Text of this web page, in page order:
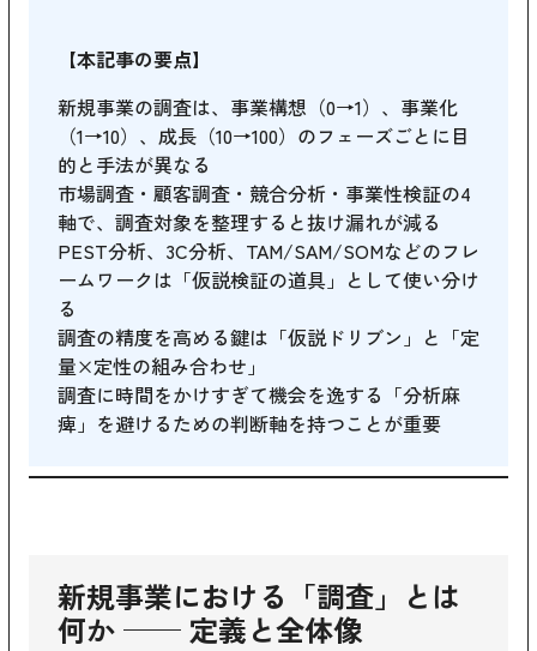
【本記事の要点】
新規事業の調査は、事業構想（0→1）、事業化
（1→10）、成長（10→100）のフェーズごとに目
的と手法が異なる
市場調査・顧客調査・競合分析・事業性検証の4
軸で、調査対象を整理すると抜け漏れが減る
PEST分析、3C分析、TAM/SAM/SOMなどのフレ
ームワークは「仮説検証の道具」として使い分け
る
調査の精度を高める鍵は「仮説ドリブン」と「定
量×定性の組み合わせ」
調査に時間をかけすぎて機会を逸する「分析麻
痺」を避けるための判断軸を持つことが重要
新規事業における「調査」とは
何か ── 定義と全体像